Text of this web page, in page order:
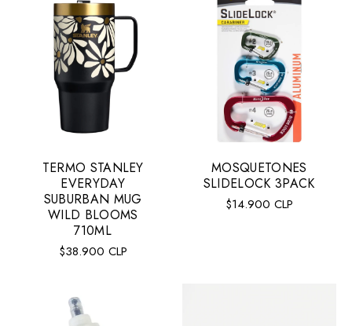
TERMO STANLEY
EVERYDAY
SUBURBAN MUG
WILD BLOOMS
710ML
Precio
$38.900 CLP
MOSQUETONES
SLIDELOCK 3PACK
Precio
$14.900 CLP